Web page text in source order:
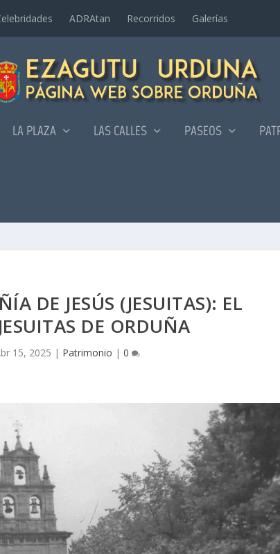
ADRAtan Recorridos Galerí­as
LA PLAZA LAS CALLES PASEOS
DE JESÚS (JESUITAS): EL
DE ORDUÑA
15, 2025 | Patrimonio | 0